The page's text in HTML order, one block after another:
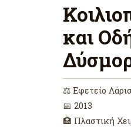
και
⚖ Εφετείο
📅 2013
🏥 Πλαστική